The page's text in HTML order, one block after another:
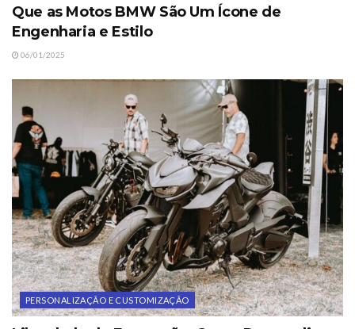
Que as Motos BMW São Um Ícone de
Engenharia e Estilo
06/01/2025
PERSONALIZAÇÃO E CUSTOMIZAÇÃO